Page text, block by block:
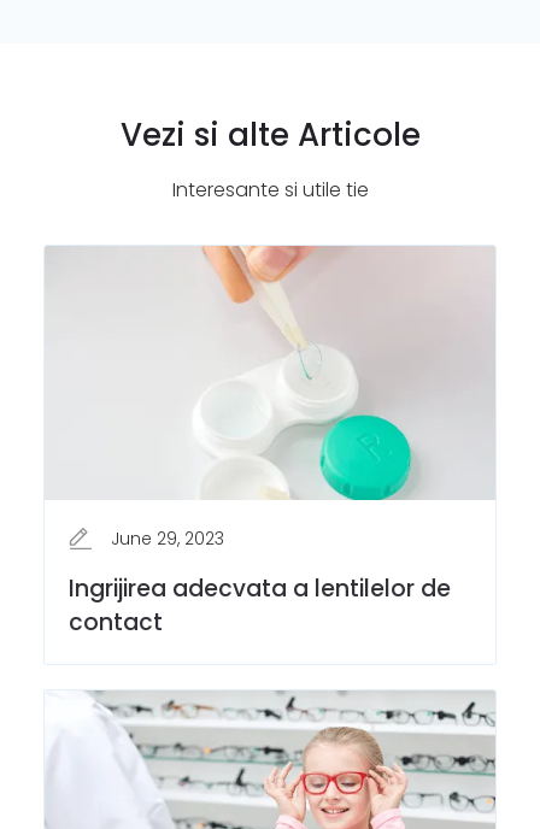
Vezi si alte Articole
Interesante si utile tie
June 29, 2023
Ingrijirea adecvata a lentilelor de
contact